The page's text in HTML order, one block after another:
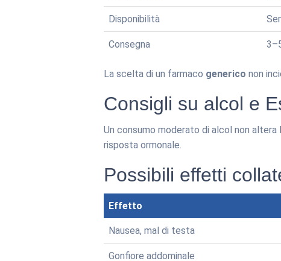
Disponibilità
Consegna
La scelta di un farmaco generico non
Consigli su alcol e
Un consumo moderato di alcol non
risposta ormonale.
Possibili effetti
Effetto
Nausea, mal di testa
Gonfiore addominale